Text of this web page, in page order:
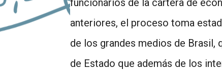
anteriores, el proceso toma
de los grandes medios de Brasil,
de Estado que además de los